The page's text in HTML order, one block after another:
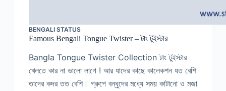
BENGALI STATUS
Famous Bengali Tongue Twister – টাং টুইস্টার
Bangla Tongue Twister Collection টাং টুইস্টার
খেলতে কার না ভালো লাগে ! আর যাদের কাছে কালেকশন যত বেশি
তাদের কদর তত বেশি। গ্রুপে বন্ধুদের মধ্যে সময় কাটানো ও মজা